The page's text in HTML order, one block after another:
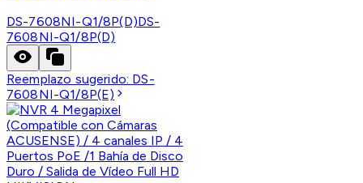
DS-7608NI-Q1/8P(D)DS-
7608NI-Q1/8P(D)
Reemplazo sugerido: DS-
7608NI-Q1/8P(E)